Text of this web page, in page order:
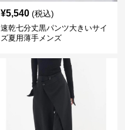
¥5,540 (税込)
速乾七分丈黒パンツ大きいサイ
ズ夏用薄手メンズ